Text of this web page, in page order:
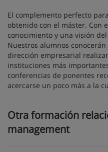
El complemento perfecto
obtenido con el máster. Con
conocimiento y una visión
Nuestros alumnos
dirección empresarial
instituciones más
conferencias de ponentes
acercarse un poco más a la
Otra formación
management